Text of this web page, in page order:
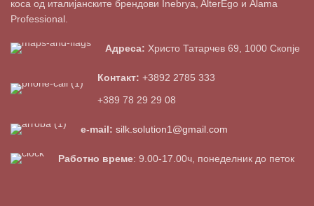
коса од италијанските брендови Inebrya, AlterEgo и Alama
Professional.
Адреса: Христо Татарчев 69, 1000 Скопје
Контакт: +3892 2785 333
+389 78 29 29 08
e-mail: silk.solution1@gmail.com
Работно време: 9.00-17.00ч, понеделник до петок